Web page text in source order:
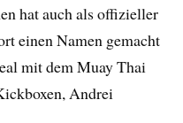
hat auch als offizieller
einen Namen gemacht
mit dem Muay Thai
Andrei